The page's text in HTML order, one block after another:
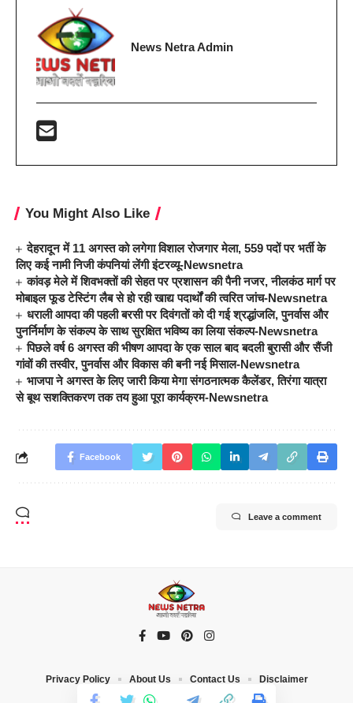
News Netra Admin
You Might Also Like
देहरादून में 11 अगस्त को लगेगा विशाल रोजगार मेला, 559 पदों पर भर्ती के
लिए कई नामी निजी कंपनियां लेंगी इंटरव्यू-Newsnetra
कांवड़ मेले में शिवभक्तों की सेहत पर प्रशासन की पैनी नजर, नीलकंठ मार्ग पर
मोबाइल फूड टेस्टिंग लैब से हो रही खाद्य पदार्थों की त्वरित जांच-Newsnetra
धराली आपदा की पहली बरसी पर दिवंगतों को दी गई श्रद्धांजलि, पुनर्वास और
पुनर्निर्माण के संकल्प के साथ सुरक्षित भविष्य का लिया संकल्प-Newsnetra
पिछले वर्ष 6 अगस्त की भीषण आपदा के एक साल बाद बदली बुरासी और सैंजी
गांवों की तस्वीर, पुनर्वास और विकास की बनी नई मिसाल-Newsnetra
भाजपा ने अगस्त के लिए जारी किया मेगा संगठनात्मक कैलेंडर, तिरंगा यात्रा
से बूथ सशक्तिकरण तक तय हुआ पूरा कार्यक्रम-Newsnetra
Facebook
Leave a comment
Privacy Policy About Us Contact Us Disclaimer